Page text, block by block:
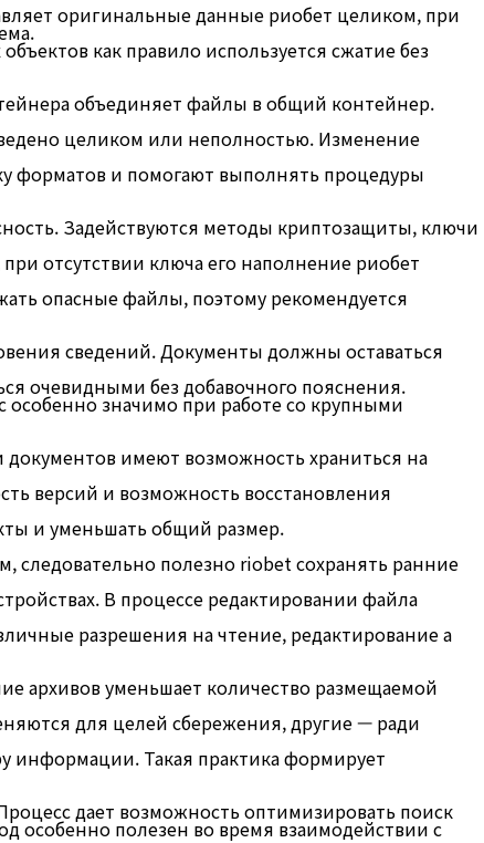
оригинальные данные риобет целиком, при
как правило используется сжатие без
объединяет файлы в общий контейнер.
целиком или неполностью. Изменение
форматов и помогают выполнять процедуры
Задействуются методы криптозащиты, ключи
отсутствии ключа его наполнение риобет
опасные файлы, поэтому рекомендуется
сведений. Документы должны оставаться
очевидными без добавочного пояснения.
особенно значимо при работе со крупными
имеют возможность храниться на
версий и возможность восстановления
и уменьшать общий размер.
следовательно полезно riobet сохранять ранние
В процессе редактировании файла
разрешения на чтение, редактирование а
архивов уменьшает количество размещаемой
для целей сбережения, другие — ради
информации. Такая практика формирует
дает возможность оптимизировать поиск
особенно полезен во время взаимодействии с